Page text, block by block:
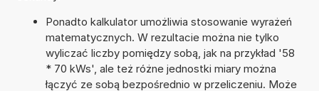
Ponadto kalkulator umożliwia stosowanie wyrażeń
matematycznych. W rezultacie można nie tylko
wyliczać liczby pomiędzy sobą, jak na przykład '58
* 70 kWs', ale też różne jednostki miary można
łączyć ze sobą bezpośrednio w przeliczeniu. Może